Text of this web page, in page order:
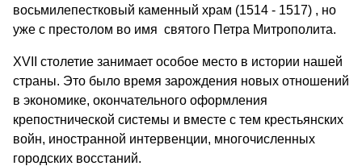
восьмилепестковый каменный храм (1514 - 1517) , но
уже с престолом во имя святого Петра Митрополита.
XVII столетие занимает особое место в истории нашей
страны. Это было время зарождения новых отношений
в экономике, окончательного оформления
крепостнической системы и вместе с тем крестьянских
войн, иностранной интервенции, многочисленных
городских восстаний.